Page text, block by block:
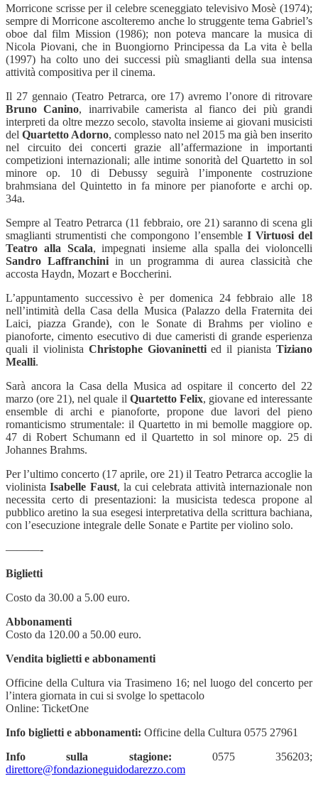
Morricone scrisse per il celebre sceneggiato televisivo Mosè (1974);
sempre di Morricone ascolteremo anche lo struggente tema Gabriel’s
oboe dal film Mission (1986); non poteva mancare la musica di
Nicola Piovani, che in Buongiorno Principessa da La vita è bella
(1997) ha colto uno dei successi più smaglianti della sua intensa
attività compositiva per il cinema.
Il 27 gennaio (Teatro Petrarca, ore 17) avremo l’onore di ritrovare
Bruno Canino, inarrivabile camerista al fianco dei più grandi
interpreti da oltre mezzo secolo, stavolta insieme ai giovani musicisti
del Quartetto Adorno, complesso nato nel 2015 ma già ben inserito
nel circuito dei concerti grazie all’affermazione in importanti
competizioni internazionali; alle intime sonorità del Quartetto in sol
minore op. 10 di Debussy seguirà l’imponente costruzione
brahmsiana del Quintetto in fa minore per pianoforte e archi op.
34a.
Sempre al Teatro Petrarca (11 febbraio, ore 21) saranno di scena gli
smaglianti strumentisti che compongono l’ensemble I Virtuosi del
Teatro alla Scala, impegnati insieme alla spalla dei violoncelli
Sandro Laffranchini in un programma di aurea classicità che
accosta Haydn, Mozart e Boccherini.
L’appuntamento successivo è per domenica 24 febbraio alle 18
nell’intimità della Casa della Musica (Palazzo della Fraternita dei
Laici, piazza Grande), con le Sonate di Brahms per violino e
pianoforte, cimento esecutivo di due cameristi di grande esperienza
quali il violinista Christophe Giovaninettied il pianista Tiziano
Mealli.
Sarà ancora la Casa della Musica ad ospitare il concerto del 22
marzo (ore 21), nel quale il Quartetto Felix, giovane ed interessante
ensemble di archi e pianoforte, propone due lavori del pieno
romanticismo strumentale: il Quartetto in mi bemolle maggiore op.
47 di Robert Schumann ed il Quartetto in sol minore op. 25 di
Johannes Brahms.
Per l’ultimo concerto (17 aprile, ore 21) il Teatro Petrarca accoglie la
violinistaIsabelle Faust, la cui celebrata attività internazionale non
necessita certo di presentazioni: la musicista tedesca propone al
pubblico aretino la sua esegesi interpretativa della scrittura bachiana,
con l’esecuzione integrale delle Sonate e Partite per violino solo.
———-
Biglietti
Costo da 30.00 a 5.00 euro.
Abbonamenti
Costo da 120.00 a 50.00 euro.
Vendita biglietti e abbonamenti
Officine della Cultura via Trasimeno 16; nel luogo del concerto per
l’intera giornata in cui si svolge lo spettacolo
Online: TicketOne
Info biglietti e abbonamenti: Officine della Cultura 0575 27961
Info sulla stagione: 0575 356203;
direttore@fondazioneguidodarezzo.com